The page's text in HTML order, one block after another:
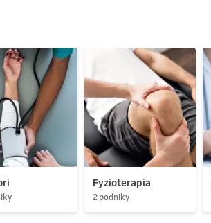
Fyzioterapia
2 podniky